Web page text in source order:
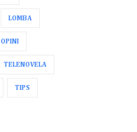
LOMBA
OPINI
TELENOVELA
TIPS